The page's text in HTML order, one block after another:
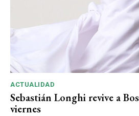
ACTUALIDAD
Sebastián Longhi revive a
viernes